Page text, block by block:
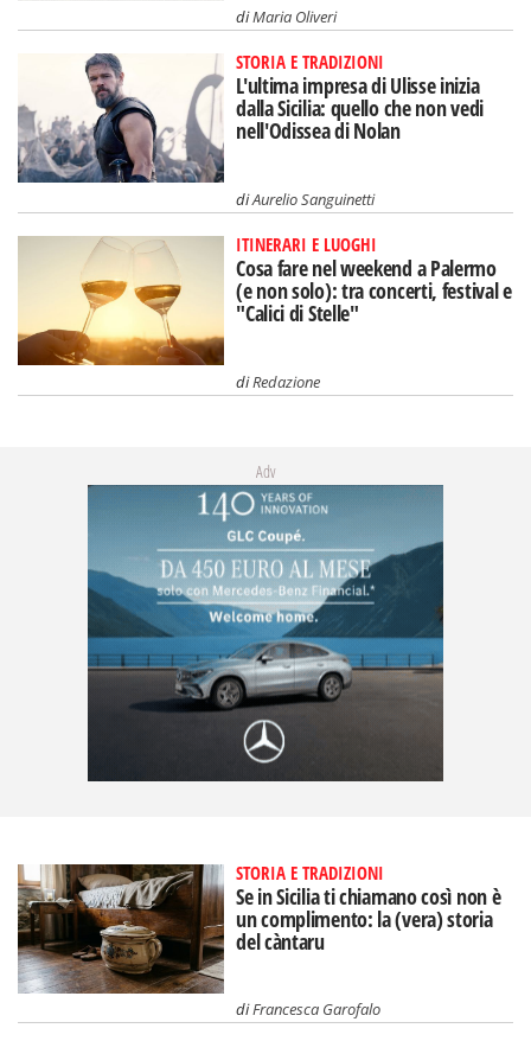
diMaria Oliveri
STORIA E TRADIZIONI
L'ultima impresa di Ulisse inizia
dalla Sicilia: quello che non vedi
nell'Odissea di Nolan
diAurelio Sanguinetti
ITINERARI E LUOGHI
Cosa fare nel weekend a Palermo
(e non solo): tra concerti, festival e
"Calici di Stelle"
diRedazione
Adv
STORIA E TRADIZIONI
Se in Sicilia ti chiamano così non è
un complimento: la (vera) storia
del càntaru
diFrancesca Garofalo